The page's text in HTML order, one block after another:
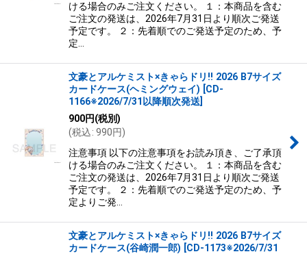
ける場合のみご注文ください。 １：本商品を含む
ご注文の発送は、2026年7月31日より順次ご発送
予定です。 ２：先着順でのご発送予定のため、予
定…
文豪とアルケミスト×きゃらドリ!! 2026 B7サイズ
カードケース(ヘミングウェイ)
CD-
1166※2026/7/31以降順次発送
900円(税別)
(税込: 990円)
注意事項 以下の注意事項をお読み頂き、ご了承頂
ける場合のみご注文ください。 １：本商品を含む
ご注文の発送は、2026年7月31日より順次ご発送
予定です。 ２：先着順でのご発送予定のため、予
定よりご発…
文豪とアルケミスト×きゃらドリ!! 2026 B7サイズ
カードケース(谷崎潤一郎)
CD-1173※2026/7/31